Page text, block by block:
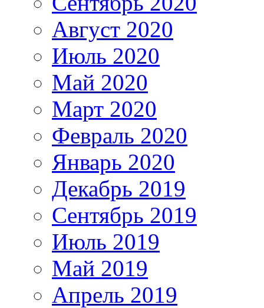
Август 2020
Июль 2020
Май 2020
Март 2020
Февраль 2020
Январь 2020
Декабрь 2019
Сентябрь 2019
Июль 2019
Май 2019
Апрель 2019